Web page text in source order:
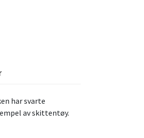
har svarte
av skittentøy.